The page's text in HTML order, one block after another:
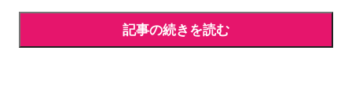
記事の続きを読む